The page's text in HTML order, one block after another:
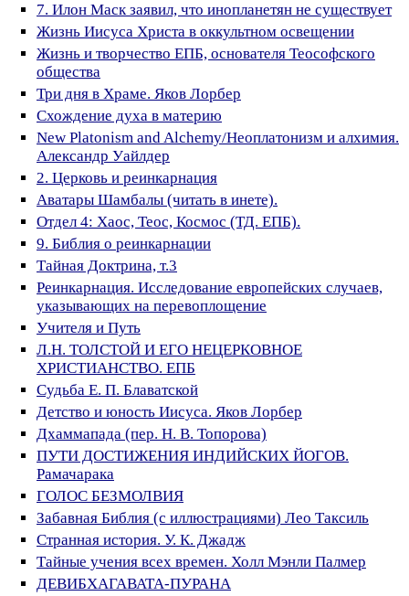
7. Илон Маск заявил, что инопланетян не существует
Жизнь Иисуса Христа в оккультном освещении
Жизнь и творчество ЕПБ, основателя Теософского
общества
Три дня в Храме. Яков Лорбер
Схождение духа в материю
New Platonism and Alchemy/Неоплатонизм и алхимия.
Александр Уайлдер
2. Церковь и реинкарнация
Аватары Шамбалы (читать в инете).
Отдел 4: Хаос, Теос, Космос (ТД. ЕПБ).
9. Библия о реинкарнации
Тайная Доктрина, т.3
Реинкарнация. Исследование европейских случаев,
указывающих на перевоплощение
Учителя и Путь
Л.Н. ТОЛСТОЙ И ЕГО НЕЦЕРКОВНОЕ
ХРИСТИАНСТВО. ЕПБ
Судьба Е. П. Блаватской
Детство и юность Иисуса. Яков Лорбер
Дхаммапада (пер. Н. В. Топорова)
ПУТИ ДОСТИЖЕНИЯ ИНДИЙСКИХ ЙОГОВ.
Рамачарака
ГОЛОС БЕЗМОЛВИЯ
Забавная Библия (с иллюстрациями) Лео Таксиль
Странная история. У. К. Джадж
Тайные учения всех времен. Холл Мэнли Палмер
ДЕВИБХАГАВАТА-ПУРАНА